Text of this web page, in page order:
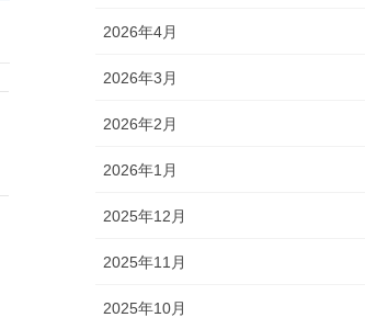
2026年4月
2026年3月
2026年2月
2026年1月
2025年12月
2025年11月
2025年10月